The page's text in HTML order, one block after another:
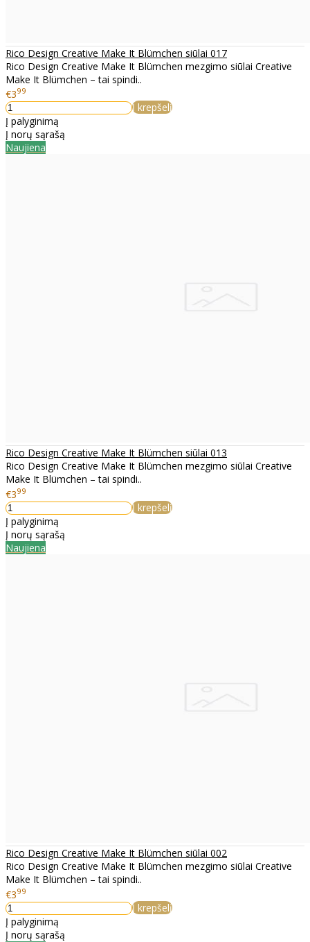
Rico Design Creative Make It Blümchen siūlai 017
Rico Design Creative Make It Blümchen mezgimo siūlai Creative
Make It Blümchen – tai spindi..
€399
Į krepšelį
Į palyginimą
Į norų sąrašą
Naujiena
Rico Design Creative Make It Blümchen siūlai 013
Rico Design Creative Make It Blümchen mezgimo siūlai Creative
Make It Blümchen – tai spindi..
€399
Į krepšelį
Į palyginimą
Į norų sąrašą
Naujiena
Rico Design Creative Make It Blümchen siūlai 002
Rico Design Creative Make It Blümchen mezgimo siūlai Creative
Make It Blümchen – tai spindi..
€399
Į krepšelį
Į palyginimą
Į norų sąrašą